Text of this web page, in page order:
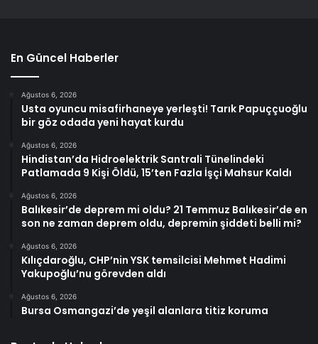
En Güncel Haberler
Ağustos 6, 2026
Usta oyuncu misafirhaneye yerleşti! Tarık Papuççuoğlu
bir göz odada yeni hayat kurdu
Ağustos 6, 2026
Hindistan’da Hidroelektrik Santrali Tünelindeki
Patlamada 9 Kişi Öldü, 15’ten Fazla İşçi Mahsur Kaldı
Ağustos 6, 2026
Balıkesir’de deprem mi oldu? 21 Temmuz Balıkesir’de en
son ne zaman deprem oldu, depremin şiddeti belli mi?
Ağustos 6, 2026
Kılıçdaroğlu, CHP’nin YSK temsilcisi Mehmet Hadimi
Yakupoğlu’nu görevden aldı
Ağustos 6, 2026
Bursa Osmangazi’de yeşil alanlara titiz koruma